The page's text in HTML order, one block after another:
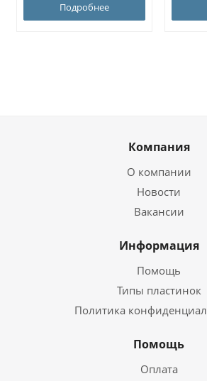
Подробнее
Компания
О компании
Новости
Вакансии
Информация
Помощь
Типы пластинок
Политика
Помощь
Оплата